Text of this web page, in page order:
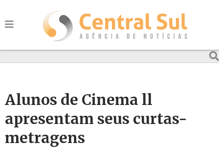
Alunos de Cinema ll
apresentam seus curtas-
metragens